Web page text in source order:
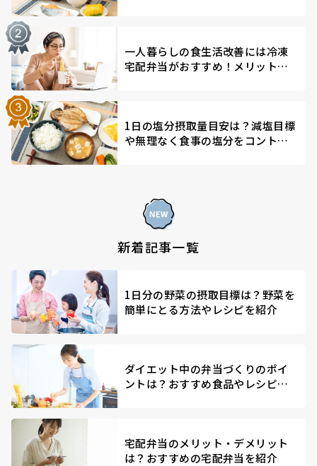
一人暮らしの食生活改善には冷凍
宅配弁当がおすすめ！メリットを
1日の塩分摂取量目安は？減塩目標
や無理なく食事の塩分をコントロ
新着記事一覧
1日分の野菜の摂取目標は？野菜を
簡単にとる方法やレシピを紹介
ダイエット中の弁当づくりのポイ
ントは？おすすめ食品やレシピを
宅配弁当のメリット・デメリット
は？おすすめの宅配弁当を紹介